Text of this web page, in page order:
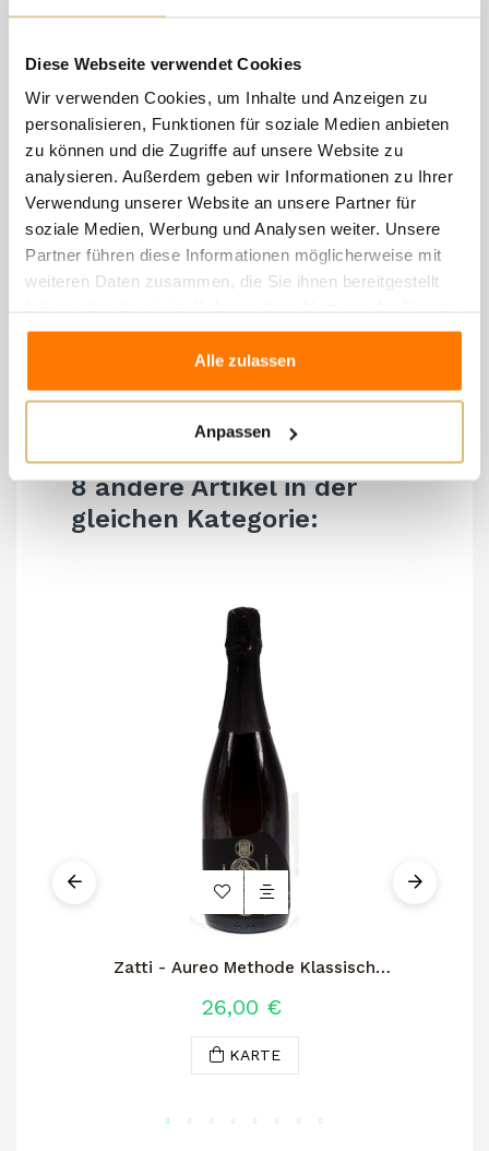
Diese Webseite verwendet Cookies
Wir verwenden Cookies, um Inhalte und Anzeigen zu
personalisieren, Funktionen für soziale Medien anbieten
zu können und die Zugriffe auf unsere Website zu
analysieren. Außerdem geben wir Informationen zu Ihrer
Verwendung unserer Website an unsere Partner für
soziale Medien, Werbung und Analysen weiter. Unsere
Partner führen diese Informationen möglicherweise mit
weiteren Daten zusammen, die Sie ihnen bereitgestellt
gesammelt haben.
Alle zulassen
Anpassen
hervorragend eignet, um einige Jahre in der Flasche
vergessen zu werden, damit er seine äußerst
interessante Neigung zur Evolution vertiefen kann.
Er zeigt, wie interessant die Rebsorte Turbiana ist,
wenn sie in der Flasche zur Entwicklung gebracht
wird, was nur unter der Voraussetzung einer
hervorragenden Rohware und einer strengen
Kellerbearbeitung möglich ist.
dem Gran Priorato del Lugana, häufig als der beste
Lugana Metodo Classico angesehen.
8 andere Artikel in der
gleichen Kategorie:
Zatti - Aureo Methode Klassisch
26,00 €
KARTE